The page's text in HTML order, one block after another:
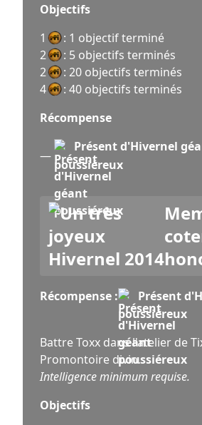
Objectifs
1
: 1 objectif terminé
2
: 5 objectifs terminés
2
: 20 objectifs terminés
4
: 40 objectifs terminés
Récompense
—
Présent d'Hivernel
poussiéreux
Récompense :
Présent
poussiéreux
Battre Toxx dans l'atelier de
Promontoire divin.
Intelligence minimum requise.
Objectifs